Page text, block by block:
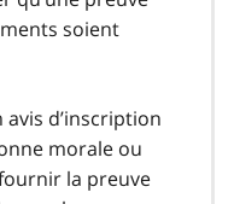
soient
d’inscription
morale ou
la preuve